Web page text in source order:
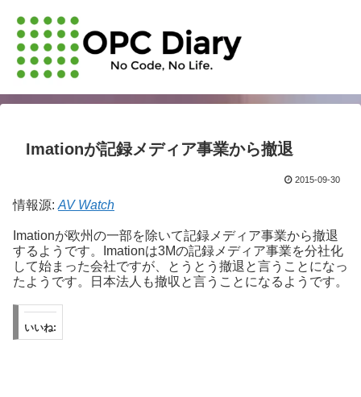
Imationが記録メディア事業から撤退
2015-09-30
情報源: AV Watch
Imationが欧州の一部を除いて記録メディア事業から撤退
するようです。Imationは3Mの記録メディア事業を分社化
して始まった会社ですが、とうとう撤退と言うことになっ
たようです。日本法人も撤収と言うことになるようです。
いいね: